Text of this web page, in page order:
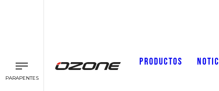
PARAPENTES
PRODUCTOS